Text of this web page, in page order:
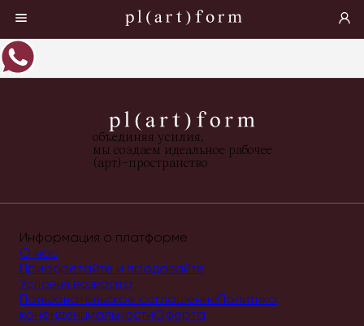
объединяя усилия,
мы создаем идеальное рабочее
(арт)-пространство
Информация о платформе
О нас
Приобретайте и продавайте
Условия возврата
Пользовательское соглашениеПолитика
конфиденциальностиОферта